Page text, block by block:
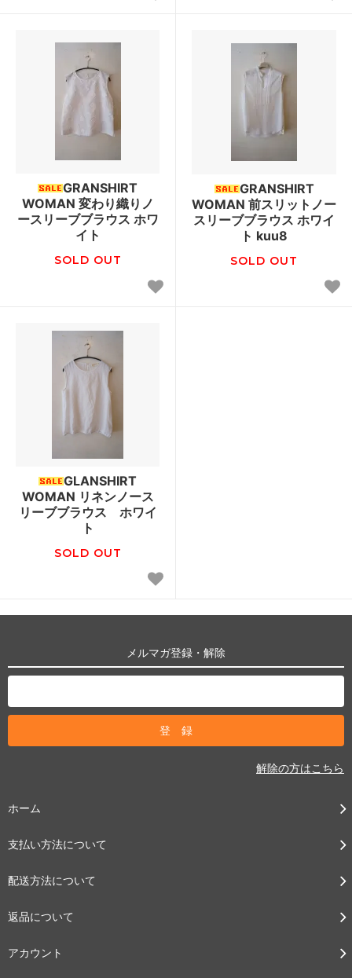
GRANSHIRT
WOMAN 変わり織りノ
ースリーブブラウス ホワ
イト
SOLD OUT
GRANSHIRT
WOMAN 前スリットノー
スリーブブラウス ホワイ
ト kuu8
SOLD OUT
GLANSHIRT
WOMAN リネンノース
リーブブラウス ホワイ
ト
SOLD OUT
メルマガ登録・解除
解除の方はこちら
ホーム
支払い方法について
配送方法について
返品について
アカウント